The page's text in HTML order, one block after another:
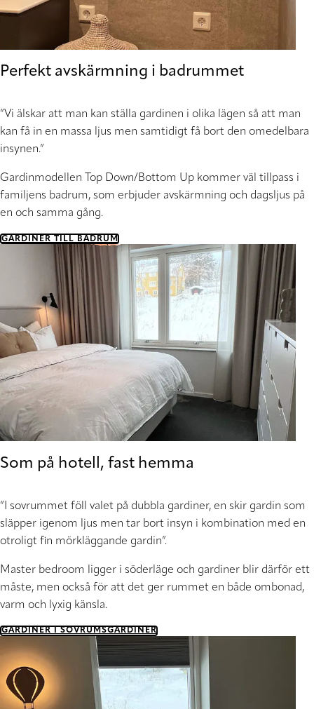
Perfekt avskärmning i badrummet
”Vi älskar att man kan ställa gardinen i olika lägen så att man
kan få in en massa ljus men samtidigt få bort den omedelbara
insynen.”
Gardinmodellen Top Down/Bottom Up kommer väl tillpass i
familjens badrum, som erbjuder avskärmning och dagsljus på
en och samma gång.
GARDINER TILL BADRUM
Som på hotell, fast hemma
”I sovrummet föll valet på dubbla gardiner, en skir gardin som
släpper igenom ljus men tar bort insyn i kombination med en
otroligt fin mörkläggande gardin”.
Master bedroom ligger i söderläge och gardiner blir därför ett
måste, men också för att det ger rummet en både ombonad,
varm och lyxig känsla.
GARDINER I SOVRUMSGARDINER